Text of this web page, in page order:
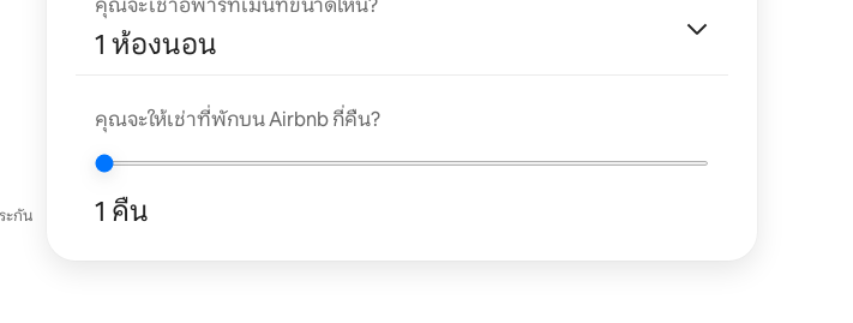
ะกัน
1 ห้องนอน
คุณจะให้เช่าที่พักบน Airbnb กี่คืน?
1 คืน